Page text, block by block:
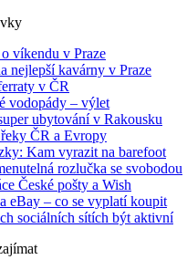
víkendu v Praze
nejlepší kavárny v Praze
v ČR
vodopády – výlet
ubytování v Rakousku
ČR a Evropy
Kam vyrazit na barefoot
rozlučka se svobodou
České pošty a Wish
eBay – co se vyplatí koupit
sociálních sítích být aktivní